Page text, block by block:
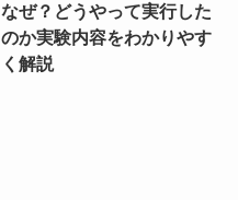
なぜ？どうやって実行した
のか実験内容をわかりやす
く解説